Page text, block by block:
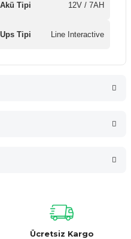
Akü Tipi 12V / 7AH
Ups Tipi Line Interactive
öneri formunu
ederiz.Ücretsiz Kargo